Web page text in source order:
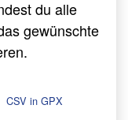
du alle
gewünschte
CSV in GPX